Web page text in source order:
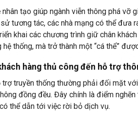
nhân tạo giúp ngành viễn thông phá vỡ
tương tác, các nhà mạng có thể đưa
khai các chương trình giữ chân
thống, mà trở thành một “cá thể”
hàng thủ công đến hỗ trợ
trợ truyền thống thường phải đối mặt
đồng đều. Đây chính là điểm
thể dẫn tới việc rời bỏ dịch vụ.